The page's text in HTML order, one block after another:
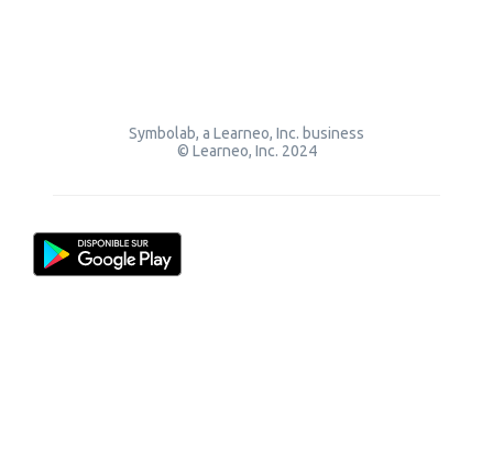
Symbolab, a Learneo, Inc. business
© Learneo, Inc. 2024